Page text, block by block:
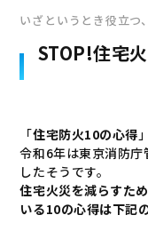
STOP!住宅
いざというとき役立つ
「住宅防火10の心得
令和6年は東京消防
したそうです。
住宅火災を減らすた
いる10の心得は下記